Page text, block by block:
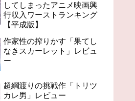
日本の
えたス
98分の無感動「未来のミ
してしまったアニメ映画興
行収入ワーストランキング
【平成版】
作家性の搾りかす「果てし
なきスカーレット」レビュ
ー
超綱渡りの挑戦作「トリツ
カレ男」レビュー